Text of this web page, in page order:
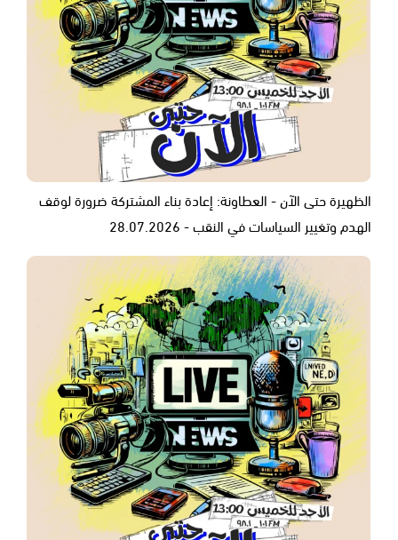
الظهيرة حتى الآن - العطاونة: إعادة بناء المشتركة ضرورة لوقف
الهدم وتغيير السياسات في النقب - 28.07.2026